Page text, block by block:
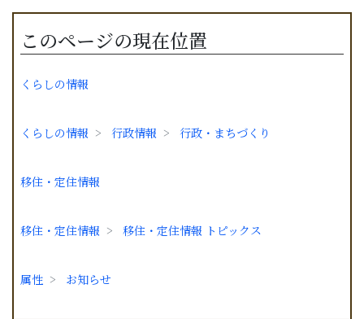
このページの現在位置
くらしの情報
くらしの情報 行政情報 行政・まちづくり
移住・定住情報
移住・定住情報 移住・定住情報 トピックス
属性 お知らせ